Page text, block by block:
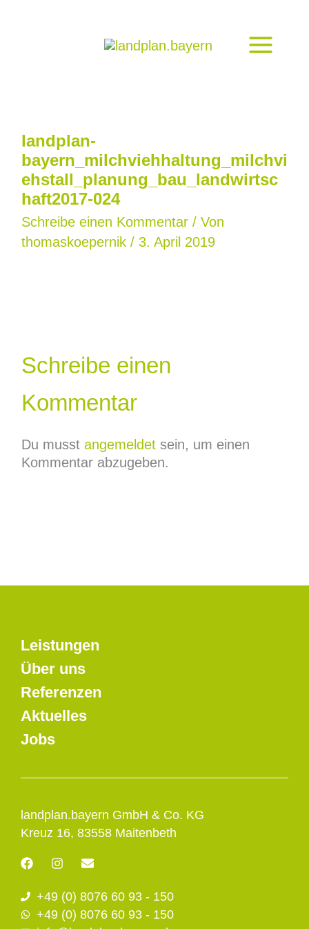
landplan-
bayern_milchviehhaltung_milchvi
ehstall_planung_bau_landwirtsc
haft2017-024
Schreibe einen Kommentar / Von
thomaskoepernik / 3. April 2019
Schreibe einen
Kommentar
Du musst angemeldetsein, um einen
Kommentar abzugeben.
landplan.bayern GmbH & Co. KG
Kreuz 16, 83558 Maitenbeth
F
a
e
b
o
I
n
t
a
g
E
e
l
o
+49 (0) 8076 60 93 - 150
+49 (0) 8076 60 93 - 150
Leistungen
Über uns
Referenzen
Aktuelles
Jobs